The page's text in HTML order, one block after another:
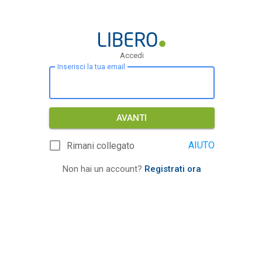
Accedi
Inserisci la tua email
AVANTI
Rimani collegato AIUTO
Non hai un account? Registrati ora